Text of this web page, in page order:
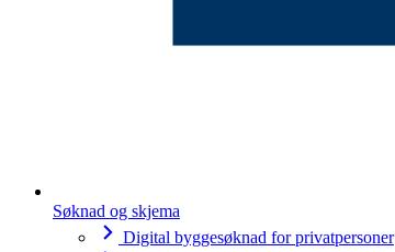
Søknad og skjema
Digital byggesøknad for privatpersoner